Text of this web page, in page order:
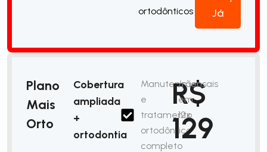
ortodônticos
Já
Plano
Mais
Orto
Cobertura
ampliada
+
ortodontia
Manutenção
e
tratamento
ortodôntico
completo
R$
129
/mensais
em
12x